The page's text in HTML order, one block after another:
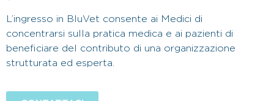
L’ingresso in BluVet consente ai Medici di
concentrarsi sulla pratica medica e ai pazienti di
beneficiare del contributo di una organizzazione
strutturata ed esperta.